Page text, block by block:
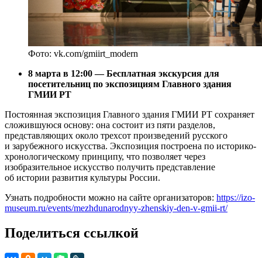
Фото: vk.com/gmiirt_modern
8 марта в 12:00 — Бесплатная экскурсия для
посетительниц по экспозициям Главного здания
ГМИИ РТ
Постоянная экспозиция Главного здания ГМИИ РТ сохраняет
сложившуюся основу: она состоит из пяти разделов,
представляющих около трехсот произведений русского
и зарубежного искусства. Экспозиция построена по историко-
хронологическому принципу, что позволяет через
изобразительное искусство получить представление
об истории развития культуры России.
Узнать подробности можно на сайте организаторов: https://izo-
museum.ru/events/mezhdunarodnyy-zhenskiy-den-v-gmii-rt/
Поделиться ссылкой